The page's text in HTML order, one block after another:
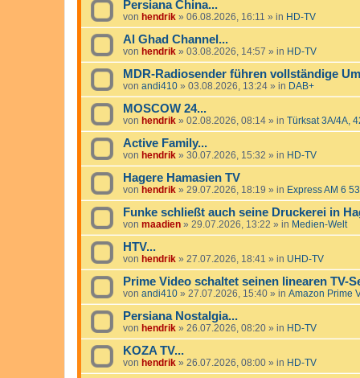
Persiana China...
von hendrik » 06.08.2026, 16:11 » in HD-TV
Al Ghad Channel...
von hendrik » 03.08.2026, 14:57 » in HD-TV
MDR-Radiosender führen vollständige
von andi410 » 03.08.2026, 13:24 » in DAB+
MOSCOW 24...
von hendrik » 02.08.2026, 08:14 » in Türksat 3A/4A,
Active Family...
von hendrik » 30.07.2026, 15:32 » in HD-TV
Hagere Hamasien TV
von hendrik » 29.07.2026, 18:19 » in Express AM 6
Funke schließt auch seine Druckerei in
von maadien » 29.07.2026, 13:22 » in Medien-Welt
HTV...
von hendrik » 27.07.2026, 18:41 » in UHD-TV
Prime Video schaltet seinen linearen TV-
von andi410 » 27.07.2026, 15:40 » in Amazon Prime
Persiana Nostalgia...
von hendrik » 26.07.2026, 08:20 » in HD-TV
KOZA TV...
von hendrik » 26.07.2026, 08:00 » in HD-TV